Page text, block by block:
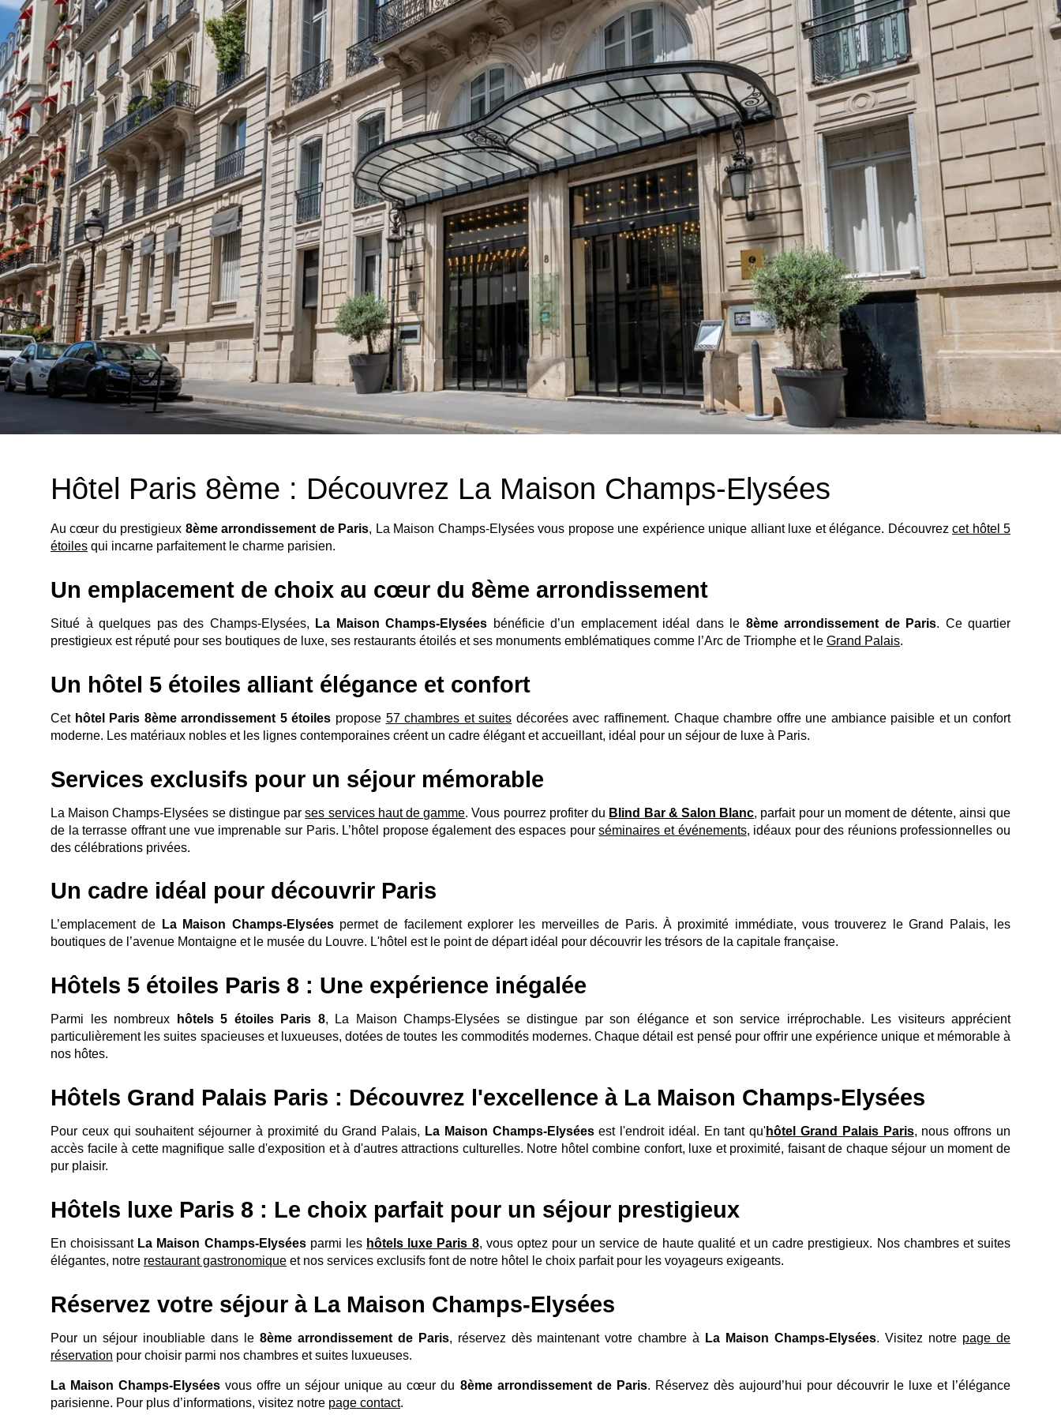
Hôtel Paris 8ème : Découvrez La Maison Champs-Elysées
Au cœur du prestigieux 8ème arrondissement de Paris, La Maison Champs-Elysées vous propose une expérience unique alliant luxe et élégance. Découvrezcet hôtel 5
étoiles qui incarne parfaitement le charme parisien.
Un emplacement de choix au cœur du 8ème arrondissement
Situé à quelques pas des Champs-Elysées, La Maison Champs-Elysées bénéficie d’un emplacement idéal dans le 8ème arrondissement de Paris. Ce quartier
prestigieux est réputé pour ses boutiques de luxe, ses restaurants étoilés et ses monuments emblématiques comme l’Arc de Triomphe et le Grand Palais.
Un hôtel 5 étoiles alliant élégance et confort
Cet hôtel Paris 8ème arrondissement 5 étoiles propose 57 chambres et suites décorées avec raffinement. Chaque chambre offre une ambiance paisible et un confort
moderne. Les matériaux nobles et les lignes contemporaines créent un cadre élégant et accueillant, idéal pour un séjour de luxe à Paris.
Services exclusifs pour un séjour mémorable
La Maison Champs-Elysées se distingue parses services haut de gamme. Vous pourrez profiter du Blind Bar & Salon Blanc, parfait pour un moment de détente, ainsi que
de la terrasse offrant une vue imprenable sur Paris. L’hôtel propose également des espaces pourséminaires et événements, idéaux pour des réunions professionnelles ou
des célébrations privées.
Un cadre idéal pour découvrir Paris
L’emplacement de La Maison Champs-Elyséespermet de facilement explorer les merveilles de Paris. À proximité immédiate, vous trouverez le Grand Palais, les
boutiques de l’avenue Montaigne et le musée du Louvre. L'hôtel est le point de départ idéal pour découvrir les trésors de la capitale française.
Hôtels 5 étoiles Paris 8 : Une expérience inégalée
Parmi les nombreux hôtels 5 étoiles Paris 8, La Maison Champs-Elysées se distingue par son élégance et son service irréprochable. Les visiteurs apprécient
particulièrement les suites spacieuses et luxueuses, dotées de toutes les commodités modernes. Chaque détail est pensé pour offrir une expérience unique et mémorable à
nos hôtes.
Hôtels Grand Palais Paris : Découvrez l'excellence à La Maison Champs-Elysées
Pour ceux qui souhaitent séjourner à proximité du Grand Palais, La Maison Champs-Elyséesest l'endroit idéal. En tant qu'hôtel Grand Palais Paris, nous offrons un
accès facile à cette magnifique salle d'exposition et à d'autres attractions culturelles. Notre hôtel combine confort, luxe et proximité, faisant de chaque séjour un moment de
pur plaisir.
Hôtels luxe Paris 8 : Le choix parfait pour un séjour prestigieux
En choisissant La Maison Champs-Elyséesparmi les hôtels luxe Paris 8, vous optez pour un service de haute qualité et un cadre prestigieux. Nos chambres et suites
élégantes, notre restaurant gastronomique et nos services exclusifs font de notre hôtel le choix parfait pour les voyageurs exigeants.
Réservez votre séjour à La Maison Champs-Elysées
Pour un séjour inoubliable dans le 8ème arrondissement de Paris, réservez dès maintenant votre chambre à La Maison Champs-Elysées. Visitez notre page de
réservation pour choisir parmi nos chambres et suites luxueuses.
La Maison Champs-Elysées vous offre un séjour unique au cœur du 8ème arrondissement de Paris. Réservez dès aujourd’hui pour découvrir le luxe et l’élégance
parisienne. Pour plus d’informations, visitez notre page contact.
CHAMBRES & SUITES
ESPACE BIEN-ÊTRE
SERVICES & CONCIERGERIE
BONS CADEAUX
GALERIE PHOTOS
ACCÈS & CONTACT
RÉSERVER
RÉSERVER
8 rue Jean-Goujon - 75008 Paris - France
reservation.mce@groupecentaurus.com-+33 1 40 74 64 64
INSCRIPTION À LA NEWSLETTER